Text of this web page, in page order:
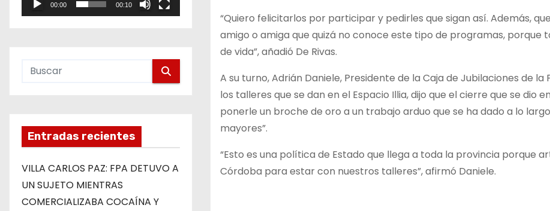
00:00 00:10
Entradas recientes
VILLA CARLOS PAZ: FPA DETUVO A
UN SUJETO MIENTRAS
COMERCIALIZABA COCAÍNA Y
“Quiero felicitarlos por participar y pedirles que sigan así. Además,
amigo o amiga que quizá no conoce este tipo de programas,
de vida”, añadió De Rivas.
A su turno, Adrián Daniele, Presidente de la Caja de Jubilaciones de
los talleres que se dan en el Espacio Illia, dijo que el cierre que se dio
ponerle un broche de oro a un trabajo arduo que se ha dado a lo
mayores”.
“Esto es una política de Estado que llega a toda la provincia porque
Córdoba para estar con nuestros talleres”, afirmó Daniele.